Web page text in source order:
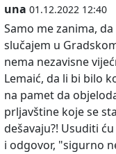
una 01.12.2022 12:40
Samo me zanima,
slučajem u
nema nezavisne
Lemaić, da li bi bilo
na pamet da
prljavštine koje se
dešavaju?! Usuditi
i odgovor, "sigurno